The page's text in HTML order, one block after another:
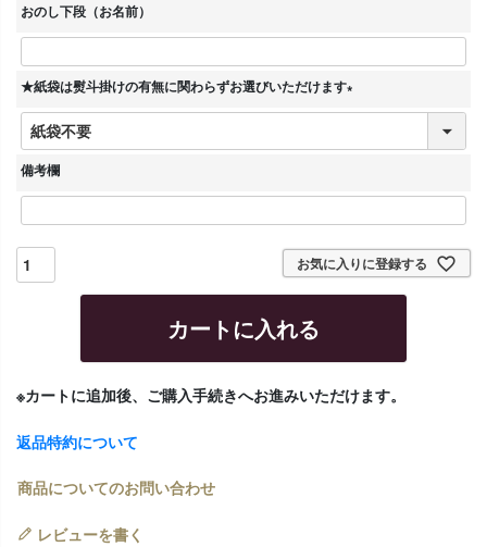
おのし下段（お名前）
★紙袋は熨斗掛けの有無に関わらずお選びいただけます
(
備考欄
お気に入りに登録する
カートに入れる
※カートに追加後、ご購入手続きへお進みいただけます。
返品特約について
商品についてのお問い合わせ
レビューを書く